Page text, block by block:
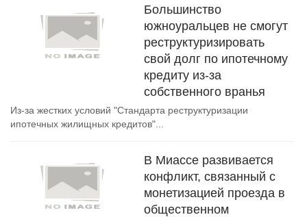
Большинство
южноуральцев не смогут
реструктуризировать
свой долг по ипотечному
кредиту из-за
собственного вранья
Из-за жестких условий "Стандарта реструктуризации
ипотечных жилищных кредитов"...
В Миассе развивается
конфликт, связанный с
монетизацией проезда в
общественном